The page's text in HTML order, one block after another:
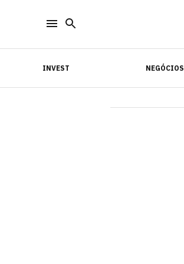
INVEST NEGÓCIOS
INVEST